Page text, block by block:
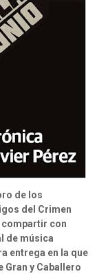
de los
del Crimen
compartir con
de música
entrega en la que
Gran y Caballero